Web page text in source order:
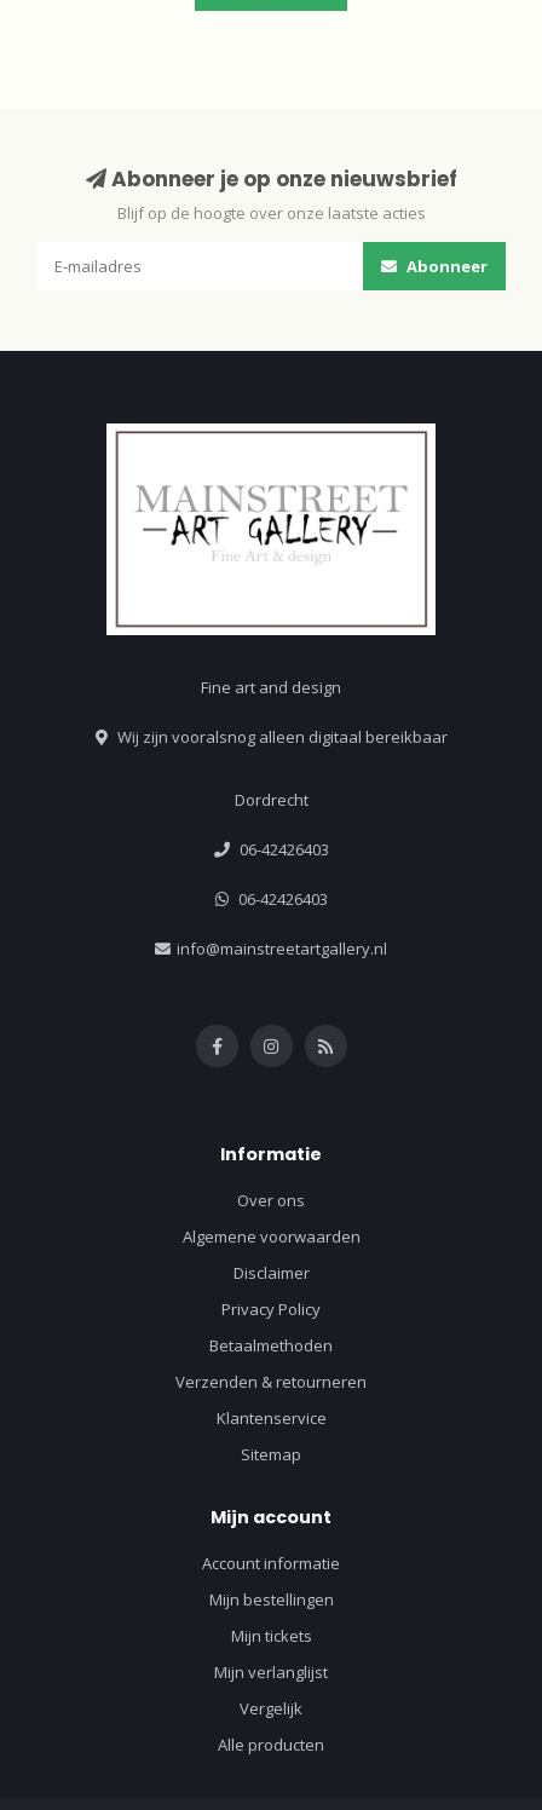
Abonneer je op onze nieuwsbrief
Blijf op de hoogte over onze laatste acties
Abonneer
Fine art and design
Wij zijn vooralsnog alleen digitaal bereikbaar
Dordrecht
06-42426403
06-42426403
info@mainstreetartgallery.nl
Informatie
Over ons
Algemene voorwaarden
Disclaimer
Privacy Policy
Betaalmethoden
Verzenden & retourneren
Klantenservice
Sitemap
Mijn account
Account informatie
Mijn bestellingen
Mijn tickets
Mijn verlanglijst
Vergelijk
Alle producten